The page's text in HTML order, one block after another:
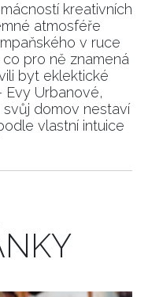
kreativních
atmosféře
v ruce
pro ně znamená
byt eklektické
Evy Urbanové,
domov nestaví
vlastní intuice